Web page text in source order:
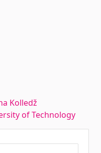
Kolledž
of Technology